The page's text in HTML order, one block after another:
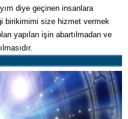
diye geçinen insanlara
birikimimi size hizmet vermek
yapılan işin abartılmadan ve